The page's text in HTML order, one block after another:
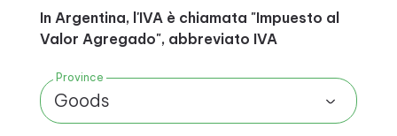
In Argentina, l'IVA è chiamata "Impuesto al
Valor Agregado", abbreviato IVA
Province
Goods